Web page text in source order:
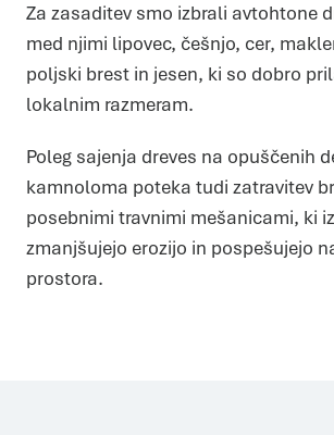
Za zasaditev smo izbrali avtohtone
med njimi lipovec, češnjo, cer,
poljski brest in jesen, ki so dobro
lokalnim razmeram.
Poleg sajenja dreves na opuščenih
kamnoloma poteka tudi zatravitev
posebnimi travnimi mešanicami, ki
zmanjšujejo erozijo in pospešujejo
prostora.